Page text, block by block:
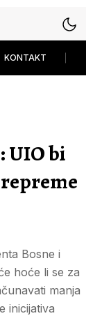
KONTAKT
UIO bi
Bosne i
hoće li se za
manja
inicijativa